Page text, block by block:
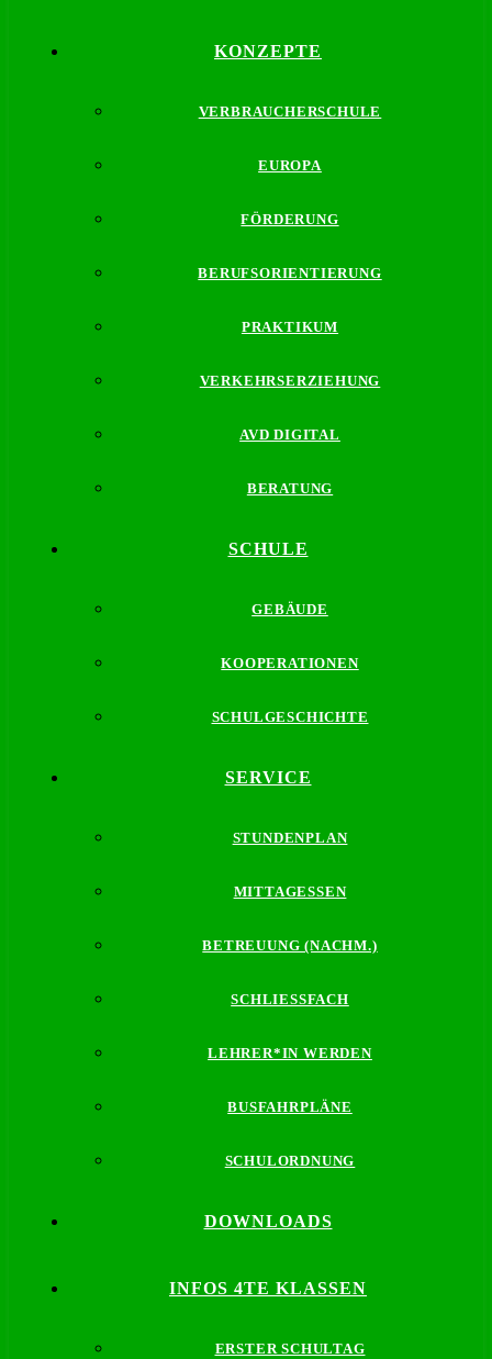
KONZEPTE
VERBRAUCHERSCHULE
EUROPA
FÖRDERUNG
BERUFSORIENTIERUNG
PRAKTIKUM
VERKEHRSERZIEHUNG
AVD DIGITAL
BERATUNG
SCHULE
GEBÄUDE
KOOPERATIONEN
SCHULGESCHICHTE
SERVICE
STUNDENPLAN
MITTAGESSEN
BETREUUNG (NACHM.)
SCHLIESSFACH
LEHRER*IN WERDEN
BUSFAHRPLÄNE
SCHULORDNUNG
DOWNLOADS
INFOS 4TE KLASSEN
ERSTER SCHULTAG